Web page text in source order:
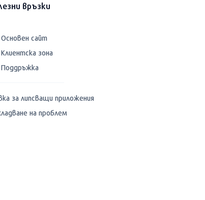
връзки
Основен сайт
Клиентска зона
Поддръжка
за липсващи приложения
на проблем